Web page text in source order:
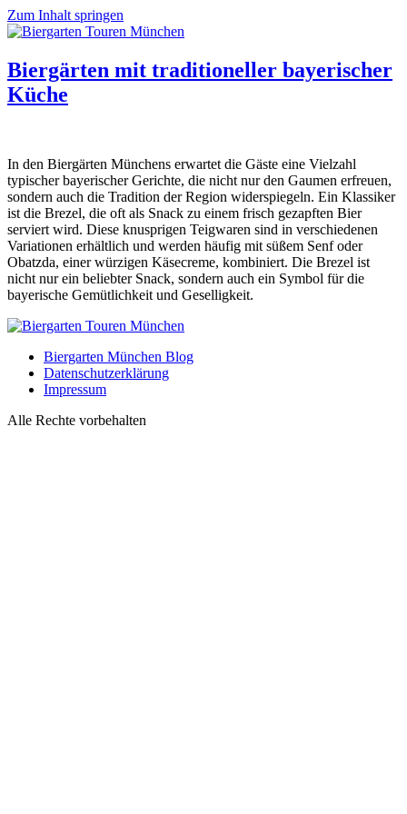
Zum Inhalt springen
Biergärten mit traditioneller bayerischer
Küche
In den Biergärten Münchens erwartet die Gäste eine Vielzahl
typischer bayerischer Gerichte, die nicht nur den Gaumen erfreuen,
sondern auch die Tradition der Region widerspiegeln. Ein Klassiker
ist die Brezel, die oft als Snack zu einem frisch gezapften Bier
serviert wird. Diese knusprigen Teigwaren sind in verschiedenen
Variationen erhältlich und werden häufig mit süßem Senf oder
Obatzda, einer würzigen Käsecreme, kombiniert. Die Brezel ist
nicht nur ein beliebter Snack, sondern auch ein Symbol für die
bayerische Gemütlichkeit und Geselligkeit.
Biergarten München Blog
Datenschutzerklärung
Impressum
Alle Rechte vorbehalten